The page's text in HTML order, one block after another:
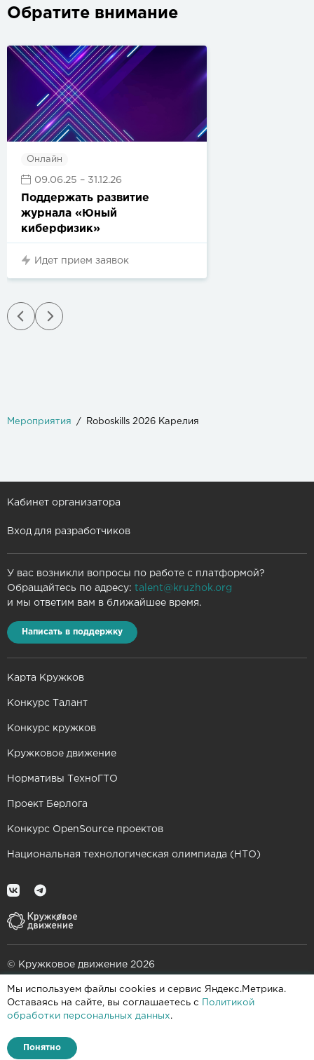
Мы используем файлы cookies и сервис Яндекс.Метрика.
Оставаясь на сайте, вы соглашаетесь с
Политикой
обработки персональных данных.
Понятно
Обратите внимание
Онлайн
09.06.25 – 31.12.26
Поддержать развитие
журнала «Юный
киберфизик»
Идет прием заявок
Мероприятия Roboskills 2026 Карелия
Кабинет организатора
Вход для разработчиков
У вас возникли вопросы по работе с платформой?
Обращайтесь по адресу: talent@kruzhok.org
и мы ответим вам в ближайшее время.
Написать в поддержку
Карта Кружков
Конкурс Талант
Конкурс кружков
Кружковое движение
Нормативы ТехноГТО
Проект Берлога
Конкурс OpenSource проектов
Национальная технологическая олимпиада (НТО)
© Кружковое движение 2026
При поддержке
Пользовательское соглашение
Политика конфиденциальности